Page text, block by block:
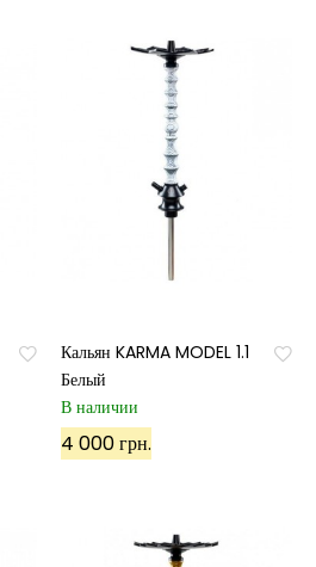
Кальян KARMA MODEL 1.1
Белый
В наличии
4 000 грн.